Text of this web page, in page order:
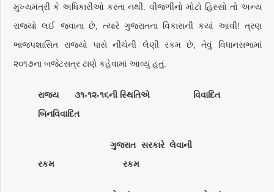
મુખ્યમંત્રી કે અધિકારીઓ કરતા નથી. વીજળીનો મોટો હિસ્સો તો અન્ય
રાજ્યો લઈ જવાના છે, ત્યારે ગુજરાતના વિકાસની કયાં આવી! ત્રણ
ભાજપશાસિત રાજ્યો પાસે નીચેની લેણી રકમ છે, તેવું વિધાનસભામાં
૨૦૧૭ના બજેટસત્ર ટાણે કહેવામાં આવ્યું હતું.
રાજ્ય ૩૧-૧૨-૧૬ની સ્થિતિએ વિવાદિત
બિનવિવાદિત
ગુજરાત સરકારે લેવાની
રકમ રકમ